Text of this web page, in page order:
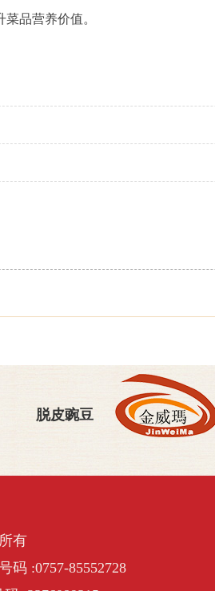
品营养价值。
脱皮豌豆
有
码 :0757-85552728